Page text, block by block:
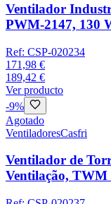
Ventilador
PWM-2147, 130
Ref: CSP-020234
171,98 €
189,42 €
Ver producto
-9%
Agotado
VentiladoresCasfri
Ventilador de
Ventilação, TWM